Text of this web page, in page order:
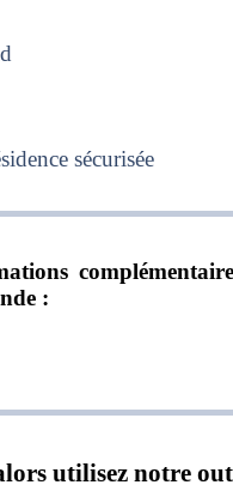
sécurisée
:
alors utilisez notre